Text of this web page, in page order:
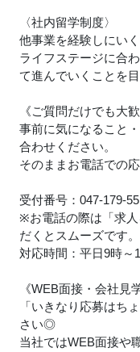
〈社内留学制度〉
他事業を経験しにい
ライフステージに合
て進んでいくことを
《ご質問だけでも大歓
事前に気になること
合わせください。
そのままお電話での
受付番号：047-179-
※お電話の際は「求
だくとスムーズです。
対応時間：平日9時～
《WEB面接・会社見
「いきなり応募はち
さい◎
当社ではWEB面接や